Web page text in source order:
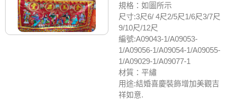
規格：如圖所示
尺寸:3尺6/ 4尺2/5尺1/6尺3/7尺
9/10尺/12尺
編號:A09043-1/A09053-
1/A09056-1/A09054-1/A09055-
1/A09029-1/A09077-1
材質：平繡
用途:結婚喜慶裝飾增加美觀吉
祥如意.